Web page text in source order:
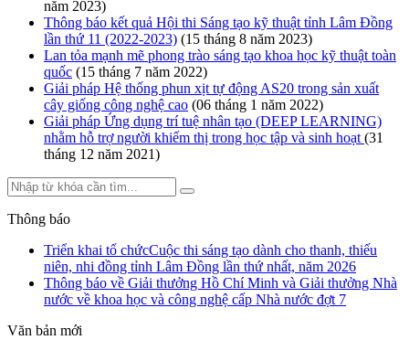
năm 2023)
Thông báo kết quả Hội thi Sáng tạo kỹ thuật tỉnh Lâm Đồng
lần thứ 11 (2022-2023) (15 tháng 8 năm 2023)
Lan tỏa mạnh mẽ phong trào sáng tạo khoa học kỹ thuật toàn
quốc (15 tháng 7 năm 2022)
Giải pháp Hệ thống phun xịt tự động AS20 trong sản xuất
cây giống công nghệ cao (06 tháng 1 năm 2022)
Giải pháp Ứng dụng trí tuệ nhân tạo (DEEP LEARNING)
nhằm hỗ trợ người khiếm thị trong học tập và sinh hoạt (31
tháng 12 năm 2021)
Thông báo
Triển khai tổ chứcCuộc thi sáng tạo dành cho thanh, thiếu
niên, nhi đồng tỉnh Lâm Đồng lần thứ nhất, năm 2026
Thông báo về Giải thưởng Hồ Chí Minh và Giải thưởng Nhà
nước về khoa học và công nghệ cấp Nhà nước đợt 7
Văn bản mới